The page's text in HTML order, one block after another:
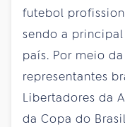
futebol
sendo a
país. Por meio
representantes
Libertadores da
da Copa do